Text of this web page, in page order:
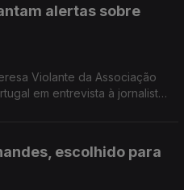
alertas sobre
Violante da Associação
em entrevista à jornalista
escolhido para